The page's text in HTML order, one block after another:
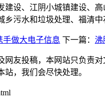
建设、江阴小城镇建设、
污水和垃圾处理、福清中
手做大电子信息 下一篇： 沸
网友投稿，本网站只负责
，我们会尽快处理。